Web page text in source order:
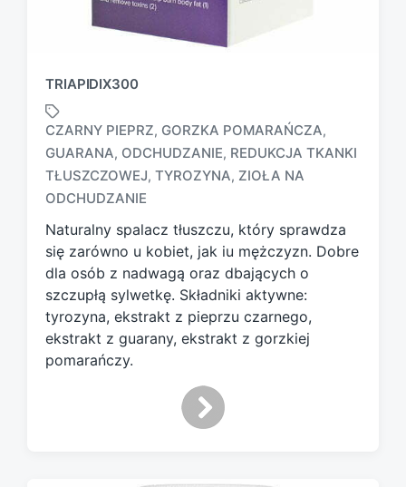
TRIAPIDIX300
a
g
g
d
w
i
t
h
CZARNY PIEPRZ, GORZKA POMARAŃCZA,
GUARANA, ODCHUDZANIE, REDUKCJA TKANKI
TŁUSZCZOWEJ, TYROZYNA, ZIOŁA NA
ODCHUDZANIE
Naturalny spalacz tłuszczu, który sprawdza
się zarówno u kobiet, jak iu mężczyzn. Dobre
dla osób z nadwagą oraz dbających o
szczupłą sylwetkę. Składniki aktywne:
tyrozyna, ekstrakt z pieprzu czarnego,
ekstrakt z guarany, ekstrakt z gorzkiej
pomarańczy.